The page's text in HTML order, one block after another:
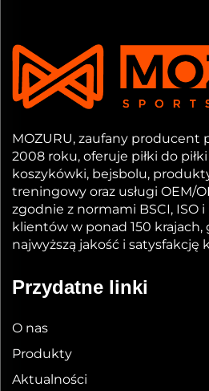
MOZURU, zaufany producent
2008 roku, oferuje piłki do
koszykówki, bejsbolu,
treningowy oraz usługi OEM/
zgodnie z normami BSCI, ISO
klientów w ponad 150 krajach,
najwyższą jakość i satysfakcję
Przydatne linki
O nas
Produkty
Aktualności